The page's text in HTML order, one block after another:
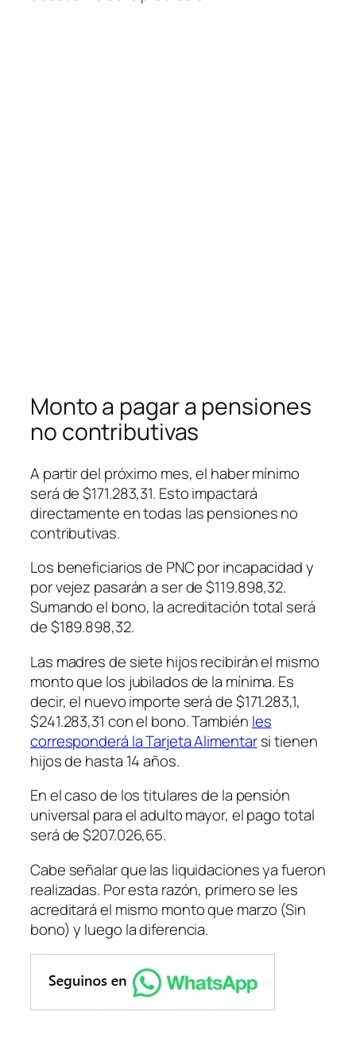
Monto a pagar a pensiones
no contributivas
A partir del próximo mes, el haber mínimo
será de $171.283,31. Esto impactará
directamente en todas las pensiones no
contributivas.
Los beneficiarios de PNC por incapacidad y
por vejez pasarán a ser de $119.898,32.
Sumando el bono, la acreditación total será
de $189.898,32.
Las madres de siete hijos recibirán el mismo
monto que los jubilados de la mínima. Es
decir, el nuevo importe será de $171.283,1,
$241.283,31 con el bono. También les
corresponderá la Tarjeta Alimentarsi tienen
hijos de hasta 14 años.
En el caso de los titulares de la pensión
universal para el adulto mayor, el pago total
será de $207.026,65.
Cabe señalar que las liquidaciones ya fueron
realizadas. Por esta razón, primero se les
acreditará el mismo monto que marzo (Sin
bono) y luego la diferencia.